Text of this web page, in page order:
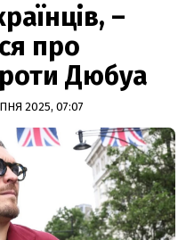
–
про
Дюбуа
2025, 07:07